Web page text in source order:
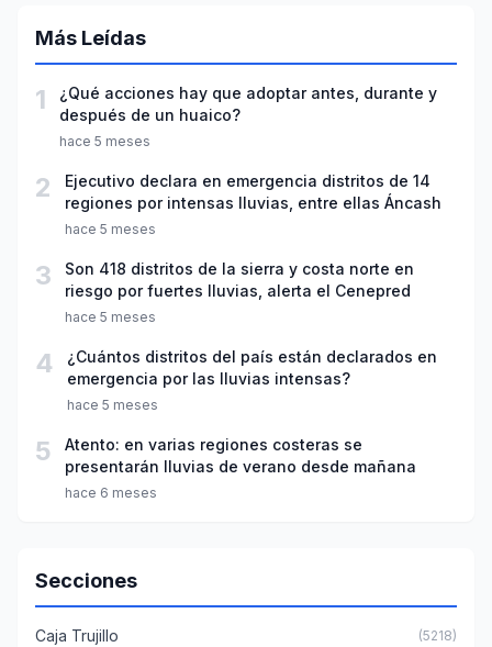
Más Leídas
1
¿Qué acciones hay que adoptar antes, durante y
después de un huaico?
hace 5 meses
2
Ejecutivo declara en emergencia distritos de 14
regiones por intensas lluvias, entre ellas Áncash
hace 5 meses
3
Son 418 distritos de la sierra y costa norte en
riesgo por fuertes lluvias, alerta el Cenepred
hace 5 meses
4
¿Cuántos distritos del país están declarados en
emergencia por las lluvias intensas?
hace 5 meses
5
Atento: en varias regiones costeras se
presentarán lluvias de verano desde mañana
hace 6 meses
Secciones
Caja Trujillo (5218)